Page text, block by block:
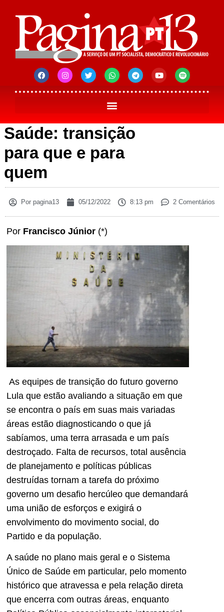
Saúde: transição
para que e para
quem
Por pagina13 05/12/2022 8:13 pm 2 Comentários
Por Francisco Júnior (*)
As equipes de transição do futuro governo
Lula que estão avaliando a situação em que
se encontra o país em suas mais variadas
áreas estão diagnosticando o que já
sabíamos, uma terra arrasada e um país
destroçado. Falta de recursos, total ausência
de planejamento e políticas públicas
destruídas tornam a tarefa do próximo
governo um desafio hercúleo que demandará
uma união de esforços e exigirá o
envolvimento do movimento social, do
Partido e da população.
A saúde no plano mais geral e o Sistema
Único de Saúde em particular, pelo momento
histórico que atravessa e pela relação direta
que encerra com outras áreas, enquanto